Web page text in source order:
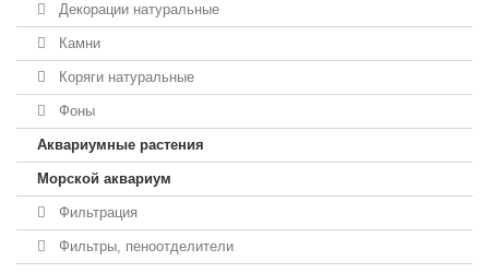
Декорации натуральные
Камни
Коряги натуральные
Фоны
Аквариумные растения
Морской аквариум
Фильтрация
Фильтры, пеноотделители